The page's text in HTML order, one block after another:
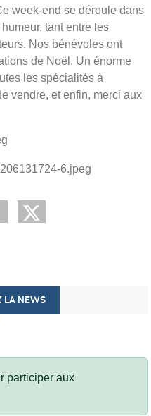
week-end se déroule dans
tant entre les
Nos bénévoles ont
de Noël. Un énorme
les spécialités à
vendre, et enfin, merci aux
LA NEWS
participer aux